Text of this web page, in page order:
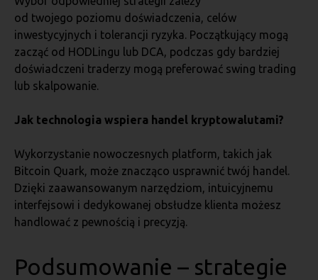
od twojego poziomu doświadczenia, celów
inwestycyjnych i tolerancji ryzyka. Początkujący mogą
zacząć od HODLingu lub DCA, podczas gdy bardziej
doświadczeni traderzy mogą preferować swing trading
lub skalpowanie.
Jak technologia wspiera handel kryptowalutami?
Wykorzystanie nowoczesnych platform, takich jak
Bitcoin Quark, może znacząco usprawnić twój handel.
Dzięki zaawansowanym narzędziom, intuicyjnemu
interfejsowi i dedykowanej obsłudze klienta możesz
handlować z pewnością i precyzją.
Podsumowanie – strategie